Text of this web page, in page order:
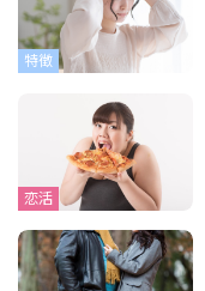
特徴
恋活